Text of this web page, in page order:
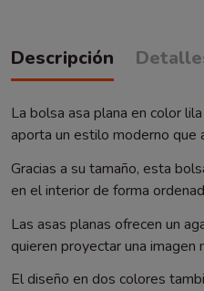
Descripción
La bolsa asa plana en color
aporta un estilo moderno que
Gracias a su tamaño, esta
en el interior de forma
Las asas planas ofrecen un
quieren proyectar una imagen
El diseño en dos colores